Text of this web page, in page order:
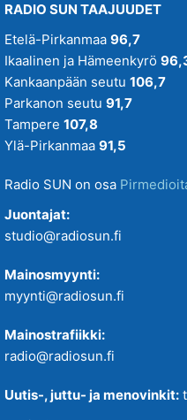
RADIO SUN TAAJUUDET
Etelä-Pirkanmaa 96,7
Ikaalinen ja Hämeenkyrö
Kankaanpään seutu 106,7
Parkanon seutu 91,7
Tampere 107,8
Ylä-Pirkanmaa 91,5
Radio SUN on osa
Juontajat:
studio@radiosun.fi
Mainosmyynti:
myynti@radiosun.fi
Mainostrafiikki:
radio@radiosun.fi
Uutis-, juttu- ja menovinkit: